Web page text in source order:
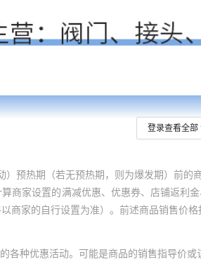
登录查看全部
预热期（若无预热期，则为爆发期）前
商家设置的满减优惠、优惠券、店铺返
家的自行设置为准）。前述商品销售价
种优惠活动。可能是商品的销售指导价或